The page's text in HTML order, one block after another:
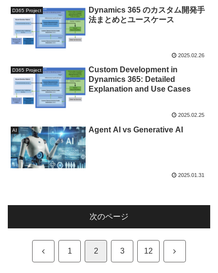
D365 Project
Dynamics 365 のカスタム開発手
法まとめとユースケース
2025.02.26
D365 Project
Custom Development in
Dynamics 365: Detailed
Explanation and Use Cases
2025.02.25
AI Agent AI vs Generative AI
2025.01.31
次のページ
前 1 2 3 12 次